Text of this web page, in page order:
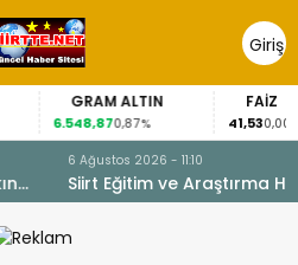
Giriş
Yap
GRAM ALTIN
6.548,870,87% 0,00%
Hastanesi’nde Dünya
Düzenlendi